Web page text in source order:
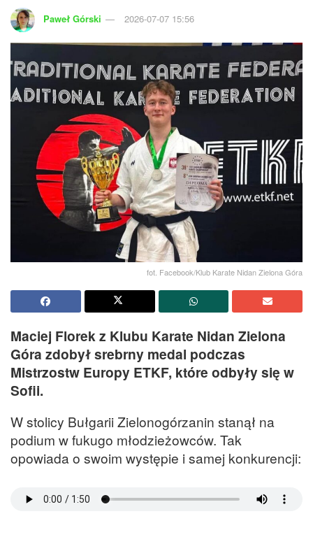
Paweł Górski 2026-07-07 15:56
fot. Facebook/Klub Karate Nidan Zielona Góra
Maciej Florek z Klubu Karate Nidan Zielona
Góra zdobył srebrny medal podczas
Mistrzostw Europy ETKF, które odbyły się w
Sofii.
W stolicy Bułgarii Zielonogórzanin stanął na
podium w fukugo młodzieżowców. Tak
opowiada o swoim występie i samej konkurencji: